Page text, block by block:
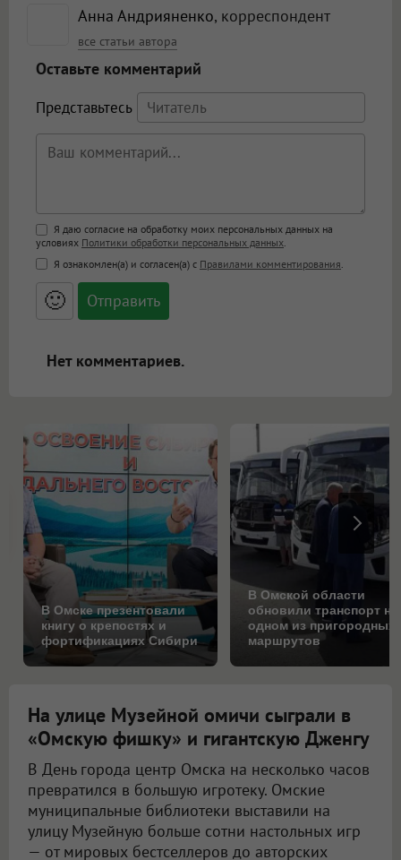
Анна Андрияненко, корреспондент
все статьи автора
Оставьте комментарий
Представьтесь
Поддержка HTML
<b>, <strong>, <u>, <i>, <em>, <s>, <big>,
<small>, <sup>, <sub>, <pre>, <ul>, <ol>, <li>,
<blockquote>, <code> экранирует HTML,
адреса URL автоматически становятся
ссылками, и [img]адрес[/img] будет
Я даю согласие на обработку моих персональных данных на
условиях Политики обработки персональных данных
Я ознакомлен(а) и согласен(а) с Правилами комментирования
🙂
Нет комментариев.
В Омске презентовали
книгу о крепостях и
фортификациях Сибири
В Омской области
обновили транспорт на
одном из пригородных
маршрутов
На улице Музейной омичи сыграли в
«Омскую фишку» и гигантскую Дженгу
В День города центр Омска на несколько часов
превратился в большую игротеку. Омские
муниципальные библиотеки выставили на
улицу Музейную больше сотни настольных игр
— от мировых бестселлеров до авторских